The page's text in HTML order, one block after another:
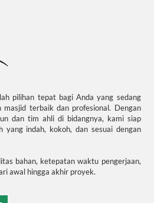
pilihan tepat bagi Anda yang sedang
terbaik dan profesional. Dengan
dan tim ahli di bidangnya, kami siap
yang indah, kokoh, dan sesuai dengan
bahan, ketepatan waktu pengerjaan,
awal hingga akhir proyek.